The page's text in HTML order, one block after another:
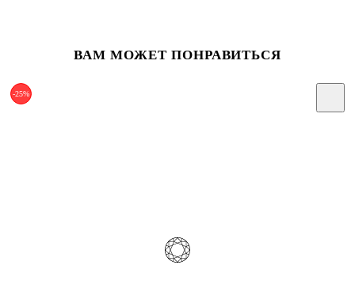
ВАМ МОЖЕТ ПОНРАВИТЬСЯ
-25%